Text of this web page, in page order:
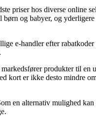
priser hos diverse online
og babyer, og
e-handler efter
produkter til en
kort er ikke desto mindre
en alternativ mulighed